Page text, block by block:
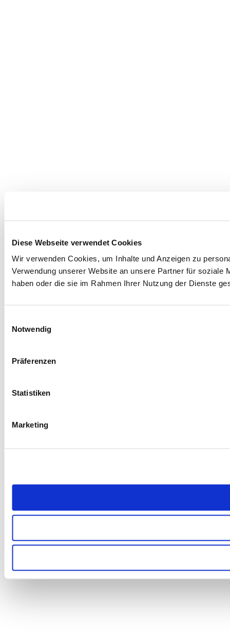
Diese Webseite verwendet Cookies
Wir verwenden Cookies, um Inhalte und Anzeigen zu
Verwendung unserer Website an unsere Partner für soziale
haben oder die sie im Rahmen Ihrer Nutzung der Dienste
Notwendig
Präferenzen
Statistiken
Marketing